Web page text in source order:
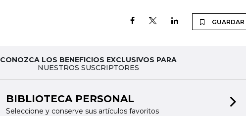
GUARDAR
CONOZCA LOS BENEFICIOS EXCLUSIVOS PARA
NUESTROS SUSCRIPTORES
BIBLIOTECA PERSONAL
Seleccione y conserve sus artículos favoritos